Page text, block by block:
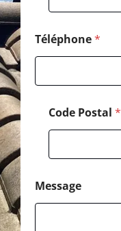
Téléphone*
Code Postal *
Message